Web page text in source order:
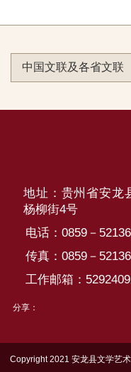
中国文联及各省文联
地址：贵州省安龙
杨柳街4号
电话：0859－
传真：0859－
工作邮箱：
分享：
Copyright 2021 安龙县文学艺